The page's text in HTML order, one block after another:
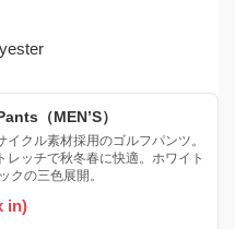
（MEN’S）
イクル素材採用のゴルフパンツ。
レッチで秋冬春に快適。ホワイト
クの三色展開。
in)